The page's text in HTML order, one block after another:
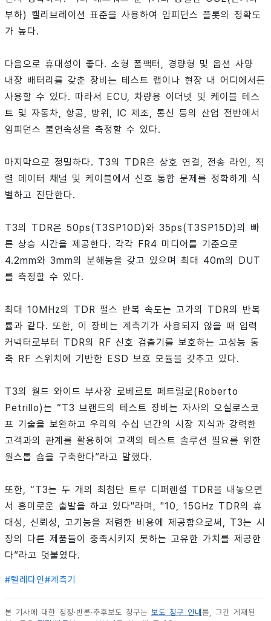
부하) 캘리브레이션 표준을 사용하여 임피던스 플롯의 정확도
가 높다.
다음으로 휴대성이 좋다. 소형 폼팩터, 경량형 및 옵션 사양
내장 배터리를 갖춘 장비는 테스트 랩이나 현장 내 어디에서든
사용할 수 있다. 따라서 ECU, 차량용 이더넷 및 케이블 테스
트 및 자동차, 항공, 방위, IC 제조, 통신 등의 산업 전반에서
임피던스 불연속성을 측정할 수 있다.
마지막으로 정밀하다. T3의 TDR은 상호 연결, 전송 라인, 직
렬 데이터 채널 및 케이블에서 신호 통합 문제를 정확하게 식
별하고 진단한다.
T3의 TDR은 50ps(T3SP10D)와 35ps(T3SP15D)의 빠
른 상승 시간을 제공한다. 각각 FR4 미디어를 기준으로
4.2mm와 3mm의 분해능을 갖고 있으며 최대 40m의 DUT
를 측정할 수 있다.
최대 10MHz의 TDR 펄스 반복 속도는 고가의 TDR의 반복
률과 같다. 또한, 이 장비는 계측기가 사용되지 않을 때 입력
커넥터로부터 TDR의 RF 신호 검출기를 보호하는 고성능 동
축 RF 스위치에 기반한 ESD 보호 모듈을 갖추고 있다.
T3의 월드 와이드 부사장 로베르토 페트릴로(Roberto
Petrillo)는 “T3 브랜드의 테스트 장비는 자사의 오실로스코
프 기술을 보완하고 우리의 수십 년간의 시장 지식과 강력한
고객과의 관계를 활용하여 고객의 테스트 솔루션 필요를 위한
원스톱 숍을 구축한다”라고 말했다.
또한, “T3는 두 개의 최첨단 트루 디퍼렌셜 TDR을 내놓으면
서 흥미로운 출발을 하고 있다"라며, "10, 15GHz TDR의 휴
대성, 신뢰성, 고기능을 저렴한 비용에 제공함으로써, T3는 시
장의 다른 제품들이 충족시키지 못하는 고유한 가치를 제공한
다”라고 덧붙였다.
#텔레다인#계측기
본 기사에 대한 정정·반론·추후보도 청구는 보도 청구 안내 를, 그간 게재된